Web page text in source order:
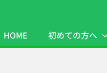
HOME 初めての方へ